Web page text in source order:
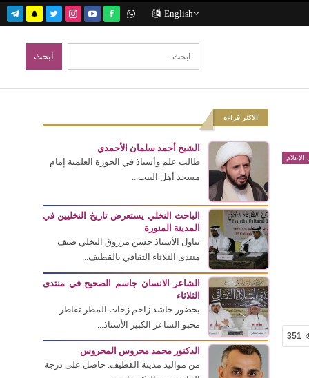
English
351
الاكثر قراءة
الشيخ أحمد سلمان الأحمدي
طالب علم وأستاذ في الحوزة العلمية إمام
مسجد أهل البيت...
الباحث النخلي يستعرض تاريخ النخليين في
المدينة المنورة
تناول الأستاذ حسن مرزوق النخلي ضيف
منتدى الثلاثاء الثقافي بالقطيف...
الشاعر الانسان جاسم الصحيح في منتدى
الثلاثاء
بحضور حاشد زاحم زخات المطر تقاطر
محبو الشاعر الكبير الأستاذ...
الدكتور محمد محروس المحروس
من مواليد مدينة القطيف. حاصل على درجة